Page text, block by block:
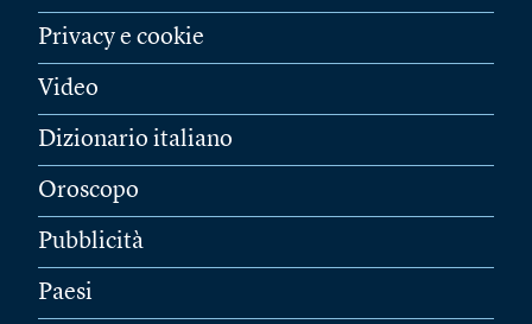
Privacy e cookie
Video
Dizionario italiano
Oroscopo
Pubblicità
Paesi